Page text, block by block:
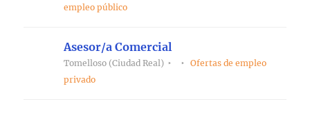
empleo público
Asesor/a Comercial
Tomelloso (Ciudad Real)
Ofertas de empleo
privado